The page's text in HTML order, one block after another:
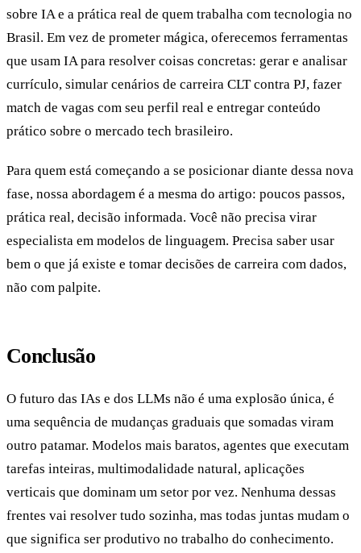
sobre IA e a prática real de quem trabalha com tecnologia no
Brasil. Em vez de prometer mágica, oferecemos ferramentas
que usam IA para resolver coisas concretas: gerar e analisar
currículo, simular cenários de carreira CLT contra PJ, fazer
match de vagas com seu perfil real e entregar conteúdo
prático sobre o mercado tech brasileiro.
Para quem está começando a se posicionar diante dessa nova
fase, nossa abordagem é a mesma do artigo: poucos passos,
prática real, decisão informada. Você não precisa virar
especialista em modelos de linguagem. Precisa saber usar
bem o que já existe e tomar decisões de carreira com dados,
não com palpite.
Conclusão
O futuro das IAs e dos LLMs não é uma explosão única, é
uma sequência de mudanças graduais que somadas viram
outro patamar. Modelos mais baratos, agentes que executam
tarefas inteiras, multimodalidade natural, aplicações
verticais que dominam um setor por vez. Nenhuma dessas
frentes vai resolver tudo sozinha, mas todas juntas mudam o
que significa ser produtivo no trabalho do conhecimento.